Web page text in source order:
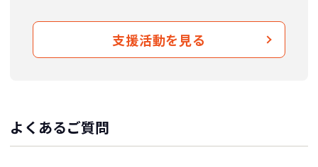
支援活動を見る
よくあるご質問